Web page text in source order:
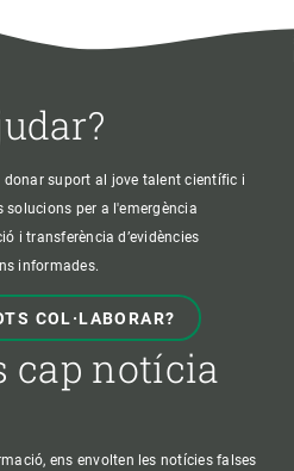
suport al jove talent científic i
solucions per a l'emergència
i transferència d’evidències
informades.
COL·LABORAR?
cap notícia
ens envolten les notícies falses